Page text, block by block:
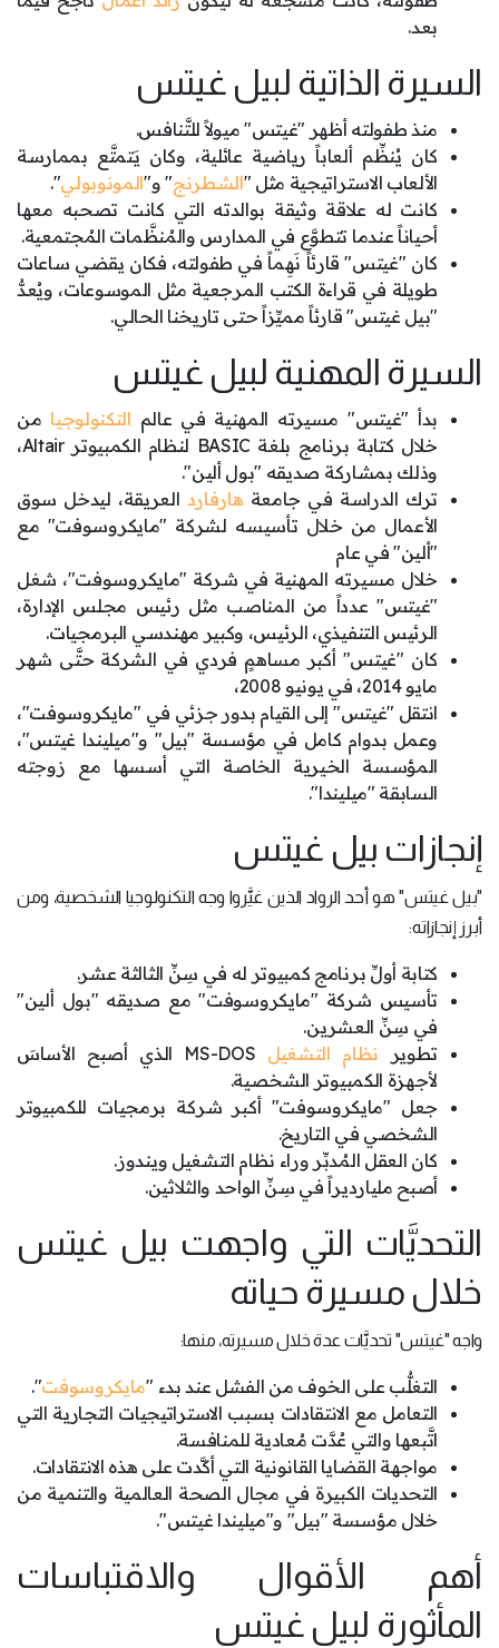
بعد.
السيرة الذاتية لبيل غيتس
منذ طفولته أظهر "غيتس" ميولاً للتَّنافس.
كان يُنظِّم ألعاباً رياضية عائلية، وكان يَتمتَّع بممارسة
الألعاب الاستراتيجية مثل "الشطرنج" و"المونوبولي".
كانت له علاقة وثيقة بوالدته التي كانت تصحبه معها
أحياناً عندما تتطوَّع في المدارس والمُنظَّمات المُجتمعية.
كان "غيتس" قارئاً نَهِماً في طفولته، فكان يقضي ساعات
طويلة في قراءة الكتب المرجعية مثل الموسوعات، ويُعدُّ
"بيل غيتس" قارئاً مميِّزاً حتى تاريخنا الحالي.
السيرة المهنية لبيل غيتس
بدأ "غيتس" مسيرته المهنية في عالم التكنولوجيا من
خلال كتابة برنامج بلغة BASIC لنظام الكمبيوتر Altair،
وذلك بمشاركة صديقه "بول ألين".
ترك الدراسة في جامعة هارفارد العريقة، ليدخل سوق
الأعمال من خلال تأسيسه لشركة "مايكروسوفت" مع
"ألين" في عام
خلال مسيرته المهنية في شركة "مايكروسوفت"، شغل
"غيتس" عدداً من المناصب مثل رئيس مجلس الإدارة،
الرئيس التنفيذي، الرئيس، وكبير مهندسي البرمجيات.
كان "غيتس" أكبر مساهمٍ فردي في الشركة حتَّى شهر
مايو 2014، في يونيو 2008،
انتقل "غيتس" إلى القيام بدور جزئي في "مايكروسوفت"،
وعمل بدوام كامل في مؤسسة "بيل" و"ميليندا غيتس"،
المؤسسة الخيرية الخاصة التي أسسها مع زوجته
السابقة "ميليندا".
إنجازات بيل غيتس
"بيل غيتس" هو أحد الرواد الذين غيَّروا وجه التكنولوجيا الشخصية، ومن
أبرز إنجازاته:
كتابة أولِّ برنامج كمبيوتر له في سِنِّ الثالثة عشر.
تأسيس شركة "مايكروسوفت" مع صديقه "بول ألين"
في سِنِّ العشرين.
تطوير نظام التشغيل
MS-DOS الذي أصبح الأساسَ
لأجهزة الكمبيوتر الشخصية.
جعل "مايكروسوفت" أكبر شركة برمجيات للكمبيوتر
الشخصي في التاريخ.
كان العقل المُدبِّر وراء نظام التشغيل ويندوز.
أصبح مليارديراً في سِنِّ الواحد والثلاثين.
التحديَّات التي واجهت بيل غيتس
خلال مسيرة حياته
واجه "غيتس" تحديَّات عدة خلال مسيرته، منها:
التغلُّب على الخوف من الفشل عند بدء "مايكروسوفت".
التعامل مع الانتقادات بسبب الاستراتيجيات التجارية التي
اتَّبعها والتي عُدَّت مُعادية للمنافسة.
مواجهة القضايا القانونية التي أكَّدت على هذه الانتقادات.
التحديات الكبيرة في مجال الصحة العالمية والتنمية من
خلال مؤسسة "بيل" و"ميليندا غيتس".
أهم الأقوال والاقتباسات
المأثورة لبيل غيتس